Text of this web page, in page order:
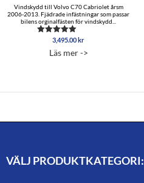
Vindskydd till Volvo C70 Cabriolet årsm
2006-2013. Fjädrade infästningar som passar
bilens orginalfästen för vindskydd...
Betygsatt
av 5
3,495.00kr
Läs mer ->
VÄLJ PRODUKTKATEGORI: